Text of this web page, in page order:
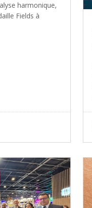
harmonique,
Fields à